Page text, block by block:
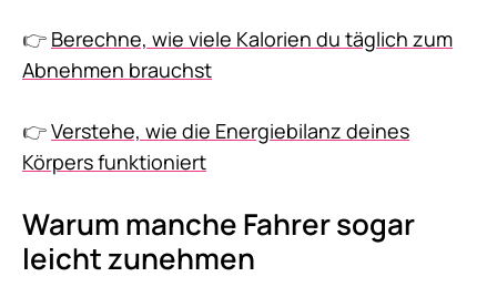
👉 Berechne, wie viele Kalorien du täglich zum
Abnehmen brauchst
👉Verstehe, wie die Energiebilanz deines
Körpers funktioniert
Warum manche Fahrer sogar
leicht zunehmen